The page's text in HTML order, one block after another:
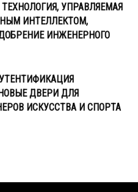
УПРАВЛЯЕМАЯ
ИНТЕЛЛЕКТОМ,
ИНЖЕНЕРНОГО
ДВЕРИ ДЛЯ
ИСКУССТВА И СПОРТА